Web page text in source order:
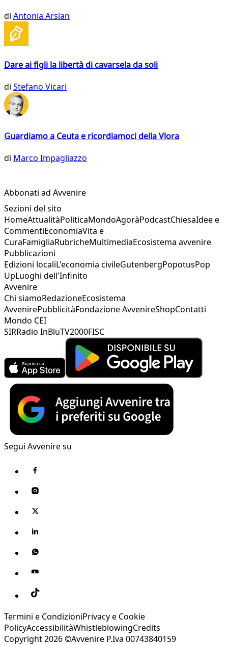
di Antonia Arslan
Dare ai figli la libertà di cavarsela da soli
di Stefano Vicari
Guardiamo a Ceuta e ricordiamoci della Vlora
di Marco Impagliazzo
Abbonati ad Avvenire
Sezioni del sito
HomeAttualitàPoliticaMondoAgoràPodcastChiesaIdee e
CommentiEconomiaVita e
CuraFamigliaRubricheMultimediaEcosistema avvenire
Pubblicazioni
Edizioni localiL'economia civileGutenbergPopotusPop
UpLuoghi dell'Infinito
Avvenire
Chi siamoRedazioneEcosistema
AvvenirePubblicitàFondazione AvvenireShopContatti
Mondo CEI
SIRRadio InBluTV2000FISC
Segui Avvenire su
Termini e CondizioniPrivacy e Cookie
PolicyAccessibilitàWhistleblowingCredits
Copyright 2026 ©Avvenire P.Iva 00743840159